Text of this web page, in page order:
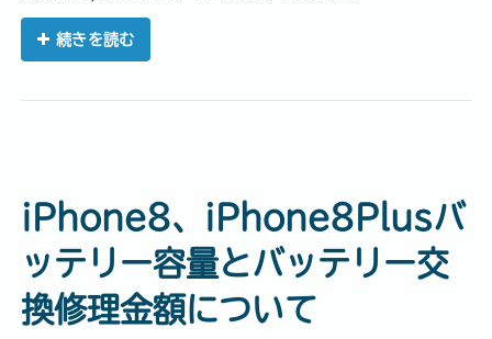
続きを読む
iPhone8、iPhone8Plusバ
ッテリー容量とバッテリー交
換修理金額について